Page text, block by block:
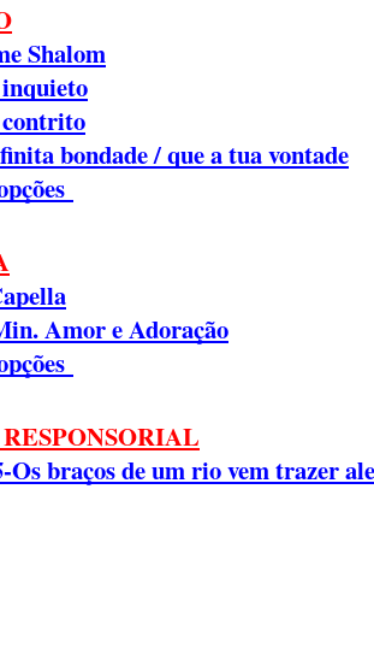
Shalom
bondade / que a tua vontade
Amor e Adoração
Os braços de um rio vem trazer